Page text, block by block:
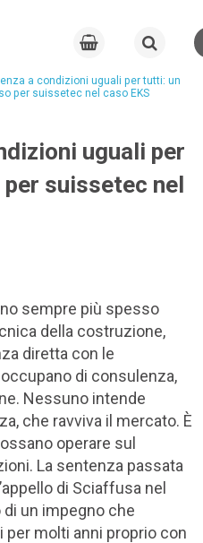
a condizioni uguali per tutti: un
per suissetec nel caso EKS
uguali per
suissetec nel
sempre più spesso
della costruzione,
diretta con le
di consulenza,
Nessuno intende
che ravviva il mercato. È
operare sul
La sentenza passata
di Sciaffusa nel
un impegno che
molti anni proprio con